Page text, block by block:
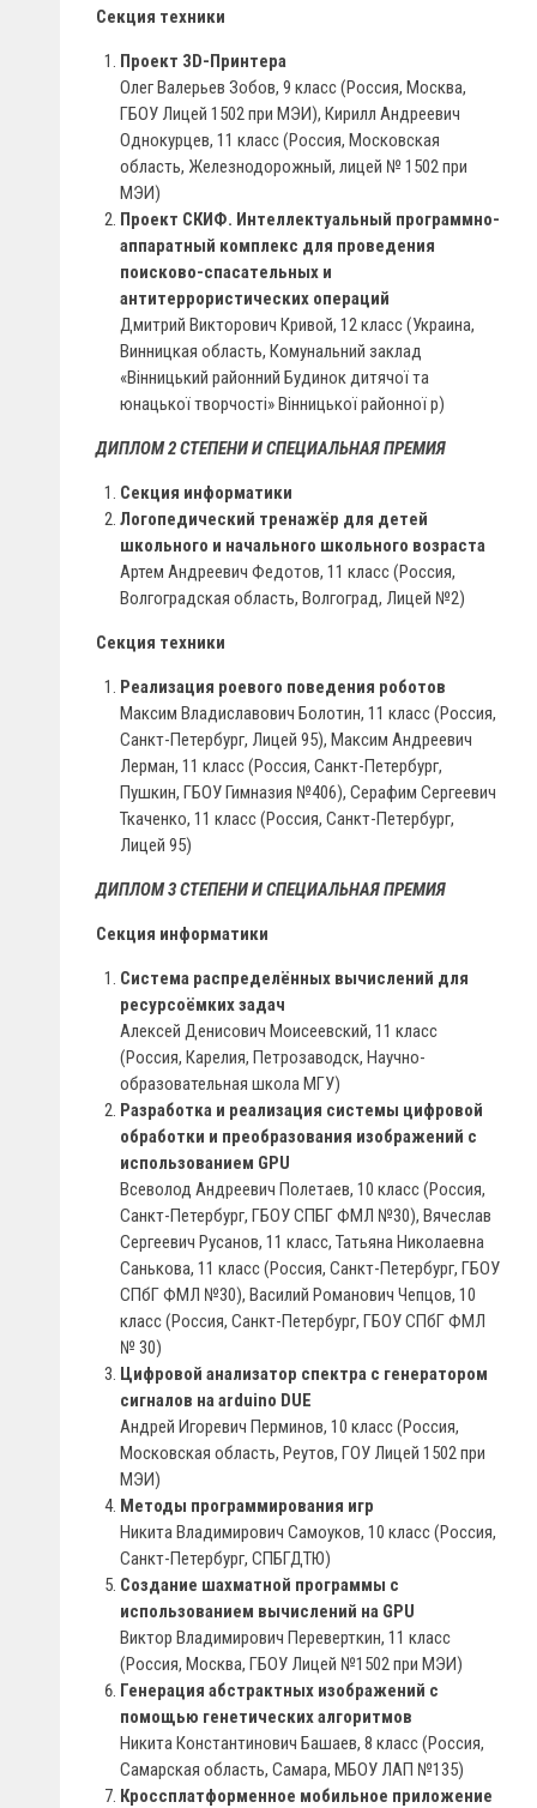
Секция техники
Проект 3D-Принтера
Олег Валерьев Зобов, 9 класс (Россия, Москва,
ГБОУ Лицей 1502 при МЭИ), Кирилл Андреевич
Однокурцев, 11 класс (Россия, Московская
область, Железнодорожный, лицей № 1502 при
МЭИ)
Проект СКИФ. Интеллектуальный программно-
аппаратный комплекс для проведения
поисково-спасательных и
антитеррористических операций
Дмитрий Викторович Кривой, 12 класс (Украина,
Винницкая область, Комунальний заклад
«Вінницький районний Будинок дитячої та
юнацької творчості» Вінницької районної р)
ДИПЛОМ 2 СТЕПЕНИ И СПЕЦИАЛЬНАЯ ПРЕМИЯ
Секция информатики
Логопедический тренажёр для детей
школьного и начального школьного возраста
Артем Андреевич Федотов, 11 класс (Россия,
Волгоградская область, Волгоград, Лицей №2)
Секция техники
Реализация роевого поведения роботов
Максим Владиславович Болотин, 11 класс (Россия,
Санкт-Петербург, Лицей 95), Максим Андреевич
Лерман, 11 класс (Россия, Санкт-Петербург,
Пушкин, ГБОУ Гимназия №406), Серафим Сергеевич
Ткаченко, 11 класс (Россия, Санкт-Петербург,
Лицей 95)
ДИПЛОМ 3 СТЕПЕНИ И СПЕЦИАЛЬНАЯ ПРЕМИЯ
Секция информатики
Система распределённых вычислений для
ресурсоёмких задач
Алексей Денисович Моисеевский, 11 класс
(Россия, Карелия, Петрозаводск, Научно-
образовательная школа МГУ)
Разработка и реализация системы цифровой
обработки и преобразования изображений с
использованием GPU
Всеволод Андреевич Полетаев, 10 класс (Россия,
Санкт-Петербург, ГБОУ СПБГ ФМЛ №30), Вячеслав
Сергеевич Русанов, 11 класс, Татьяна Николаевна
Санькова, 11 класс (Россия, Санкт-Петербург, ГБОУ
СПбГ ФМЛ №30), Василий Романович Чепцов, 10
класс (Россия, Санкт-Петербург, ГБОУ СПбГ ФМЛ
№ 30)
Цифровой анализатор спектра с генератором
сигналов на arduino DUE
Андрей Игоревич Перминов, 10 класс (Россия,
Московская область, Реутов, ГОУ Лицей 1502 при
МЭИ)
Методы программирования игр
Никита Владимирович Самоуков, 10 класс (Россия,
Санкт-Петербург, СПБГДТЮ)
Создание шахматной программы с
использованием вычислений на GPU
Виктор Владимирович Переверткин, 11 класс
(Россия, Москва, ГБОУ Лицей №1502 при МЭИ)
Генерация абстрактных изображений с
помощью генетических алгоритмов
Никита Константинович Башаев, 8 класс (Россия,
Самарская область, Самара, МБОУ ЛАП №135)
Кроссплатформенное мобильное приложение